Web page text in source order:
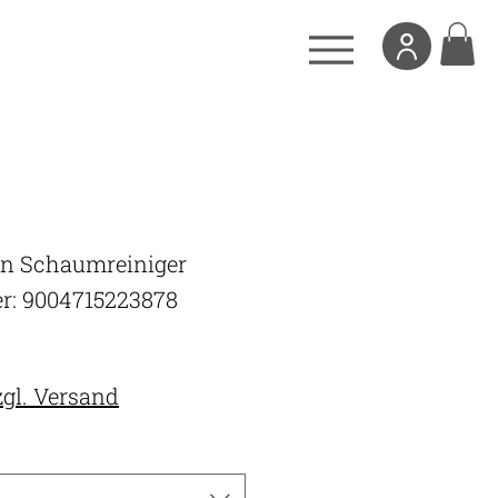
Schaumreiniger
9004715223878
Versand